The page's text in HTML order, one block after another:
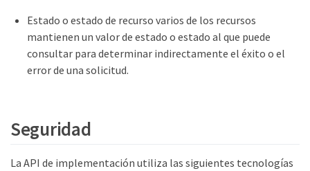
Estado o estado de recurso varios de los recursos
mantienen un valor de estado o estado al que puede
consultar para determinar indirectamente el éxito o el
error de una solicitud.
Seguridad
La API de implementación utiliza las siguientes tecnologías